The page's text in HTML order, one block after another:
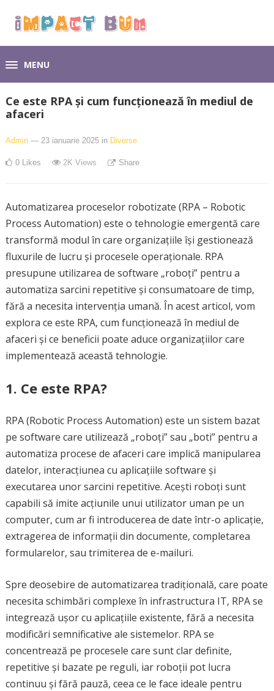
MENU
Ce este RPA și cum funcționează în mediul de
afaceri
Admin — 23 ianuarie 2025 in Diverse
0 Likes 2K Views Share
Automatizarea proceselor robotizate (RPA – Robotic
Process Automation) este o tehnologie emergentă care
transformă modul în care organizațiile își gestionează
fluxurile de lucru și procesele operaționale. RPA
presupune utilizarea de software „roboți” pentru a
automatiza sarcini repetitive și consumatoare de timp,
fără a necesita intervenția umană. În acest articol, vom
explora ce este RPA, cum funcționează în mediul de
afaceri și ce beneficii poate aduce organizațiilor care
implementează această tehnologie.
1. Ce este RPA?
RPA (Robotic Process Automation) este un sistem bazat
pe software care utilizează „roboți” sau „boti” pentru a
automatiza procese de afaceri care implică manipularea
datelor, interacțiunea cu aplicațiile software și
executarea unor sarcini repetitive. Acești roboți sunt
capabili să imite acțiunile unui utilizator uman pe un
computer, cum ar fi introducerea de date într-o aplicație,
extragerea de informații din documente, completarea
formularelor, sau trimiterea de e-mailuri.
Spre deosebire de automatizarea tradițională, care poate
necesita schimbări complexe în infrastructura IT, RPA se
integrează ușor cu aplicațiile existente, fără a necesita
modificări semnificative ale sistemelor. RPA se
concentrează pe procesele care sunt clar definite,
repetitive și bazate pe reguli, iar roboții pot lucra
continuu și fără pauză, ceea ce le face ideale pentru